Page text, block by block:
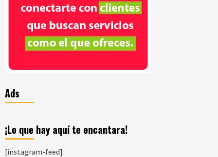
Ads
¡Lo que hay aquí te encantara!
[instagram-feed]